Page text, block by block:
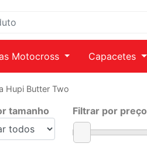
Motocross Capacetes
Hupi Butter Two
tamanho Filtrar por preço